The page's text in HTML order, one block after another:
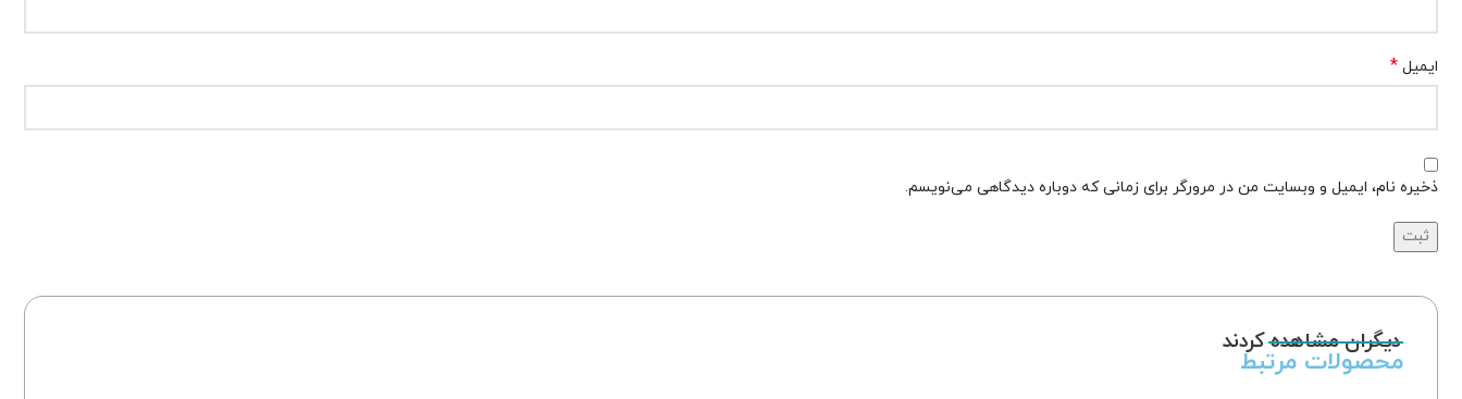
ایمیل *
ذخیره نام، ایمیل و وبسایت من در مرورگر برای زمانی که دوباره دیدگاهی می‌نویسم.
دیگران مشاهده کردند
محصولات مرتبط